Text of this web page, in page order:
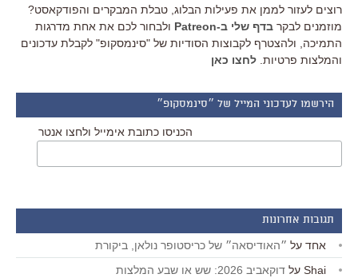
רוצים לעזור לממן את פעילות הבלוג, טבלת המבקרים והפודקאסט?
מוזמנים לבקר בדף שלי ב-Patreon
ולבחור לכם את אחת מדרגות
התמיכה, ולהצטרף לקבוצות הסודיות של "סינמסקופ" לקבלת עדכונים
והמלצות פרטיות. לחצו כאן
הירשמו לעדכוני המייל של ״סינמסקופ״
הכניסו כתובת אימייל ולחצו אנטר
תגובות אחרונות
אחד על ״האודיסאה״ של כריסטופר נולאן, ביקורת
Shai על דוקאביב 2026: שש או שבע המלצות